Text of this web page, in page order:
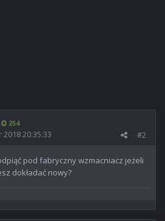
254
#2
2018 20:35:33
pod fabryczny wzmacniacz jeżeli
dokładać nowy?